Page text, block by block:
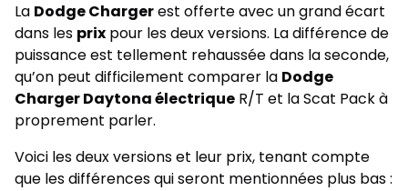
La Dodge Chargerest offerte avec un grand écart
dans les prix pour les deux versions. La différence de
puissance est tellement rehaussée dans la seconde,
qu’on peut difficilement comparer la Dodge
Charger Daytona électrique R/T et la Scat Pack à
proprement parler.
Voici les deux versions et leur prix, tenant compte
que les différences qui seront mentionnées plus bas :